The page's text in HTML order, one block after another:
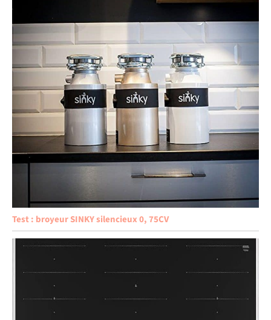
Test : broyeur SINKY silencieux 0, 75CV